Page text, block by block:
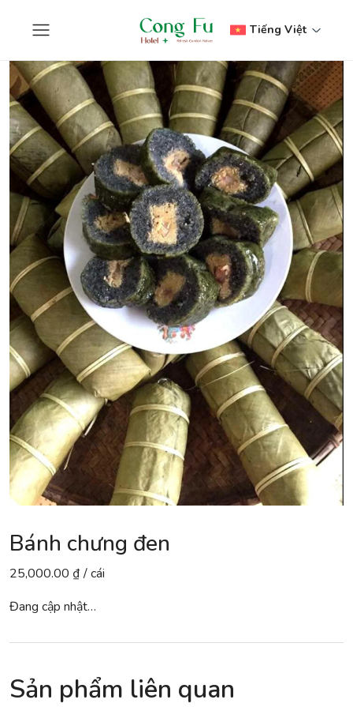
Tiếng Việt
Bánh chưng đen
25,000.00 ₫/ cái
Đang cập nhật…
Sản phẩm liên quan